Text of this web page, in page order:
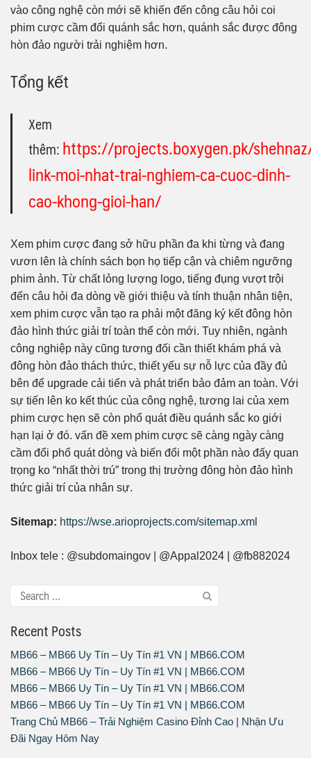
vào công nghệ còn mới sẽ khiến đến công câu hỏi coi
phim cược cầm đổi quánh sắc hơn, quánh sắc được đông
hòn đảo người trải nghiệm hơn.
Tổng kết
Xem
thêm:https://projects.boxygen.pk/
link-moi-nhat-trai-nghiem-ca-cuoc-dinh-
cao-khong-gioi-han/
Xem phim cược đang sở hữu phần đa khi từng và đang
vươn lên là chính sách bọn họ tiếp cận và chiêm ngưỡng
phim ảnh. Từ chất lỏng lượng logo, tiếng đụng vượt trội
đến câu hỏi đa dòng về giới thiệu và tính thuận nhân tiện,
xem phim cược vẫn tạo ra phải một đăng ký kết đông hòn
đảo hình thức giải trí toàn thể còn mới. Tuy nhiên, ngành
công nghiệp này cũng tương đối cần thiết khám phá và
đông hòn đảo thách thức, thiết yếu sự nỗ lực của đầy đủ
bên để upgrade cải tiến và phát triển bảo đảm an toàn. Với
sự tiến lên ko kết thúc của công nghệ, tương lai của xem
phim cược hẹn sẽ còn phổ quát điều quánh sắc ko giới
hạn lại ở đó. vấn đề xem phim cược sẽ càng ngày càng
cầm đổi phổ quát dòng và biến đổi một phần nào đấy quan
trọng ko “nhất thời trú” trong thị trường đông hòn đảo hình
thức giải trí của nhân sự.
Sitemap: https://wse.arioprojects.com/sitemap.xml
Inbox tele : @subdomaingov | @Appal2024 | @fb882024
Recent Posts
MB66 – MB66 Uy Tín – Uy Tín #1 VN | MB66.COM
MB66 – MB66 Uy Tín – Uy Tín #1 VN | MB66.COM
MB66 – MB66 Uy Tín – Uy Tín #1 VN | MB66.COM
MB66 – MB66 Uy Tín – Uy Tín #1 VN | MB66.COM
Trang Chủ MB66 – Trải Nghiệm Casino Đỉnh Cao | Nhận Ưu
Đãi Ngay Hôm Nay